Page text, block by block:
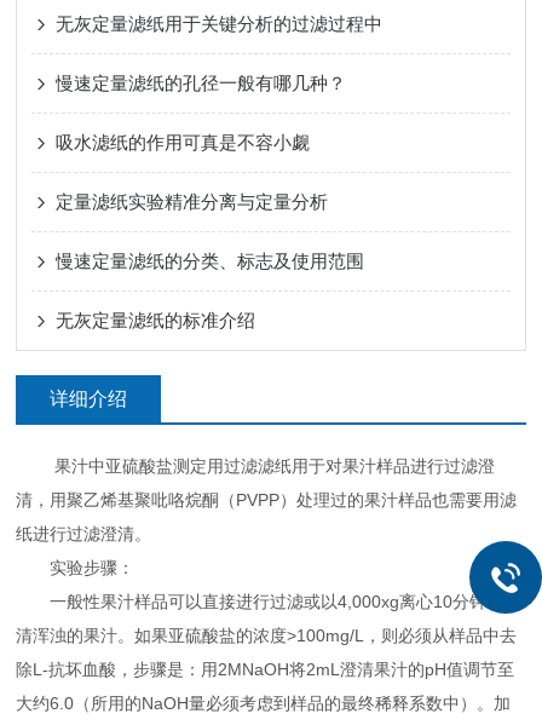
无灰定量滤纸用于关键分析的过滤过程中
慢速定量滤纸的孔径一般有哪几种？
吸水滤纸的作用可真是不容小觑
定量滤纸实验精准分离与定量分析
慢速定量滤纸的分类、标志及使用范围
无灰定量滤纸的标准介绍
详细介绍
果汁中亚硫酸盐测定用过滤滤纸用于对果汁样品进行过滤澄
清，用聚乙烯基聚吡咯烷酮（PVPP）处理过的果汁样品也需要用滤
纸进行过滤澄清。
实验步骤：
一般性果汁样品可以直接进行过滤或以4,000xg离心10分钟以澄
清浑浊的果汁。如果亚硫酸盐的浓度>100mg/L，则必须从样品中去
除L-抗坏血酸，步骤是：用2MNaOH将2mL澄清果汁的pH值调节至
大约6.0（所用的NaOH量必须考虑到样品的最终稀释系数中）。加